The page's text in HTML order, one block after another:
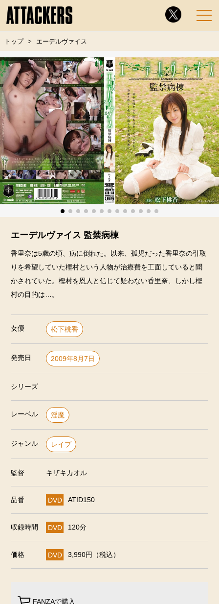
トップ エーデルヴァイス
エーデルヴァイス 監禁病棟
香里奈は5歳の頃、病に倒れた。以来、孤児だった香里奈の引取
りを希望していた樫村という人物が治療費を工面していると聞
かされていた。樫村を恩人と信じて疑わない香里奈、しかし樫
村の目的は…。
女優 松下桃香
発売日 2009年8月7日
シリーズ
レーベル 淫魔
ジャンル レイプ
監督 キザキカオル
品番 DVD ATID150
収録時間 DVD 120分
価格 DVD 3,990円（税込）
FANZAで購入